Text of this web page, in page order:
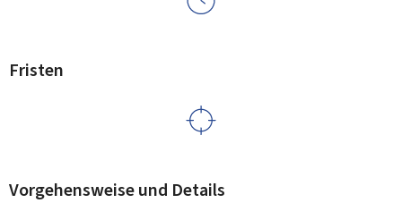
Fristen
Vorgehensweise und Details